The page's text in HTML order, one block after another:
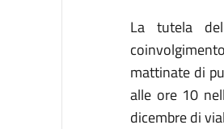
La tutela
mattinate di
alle ore 10
dicembre di